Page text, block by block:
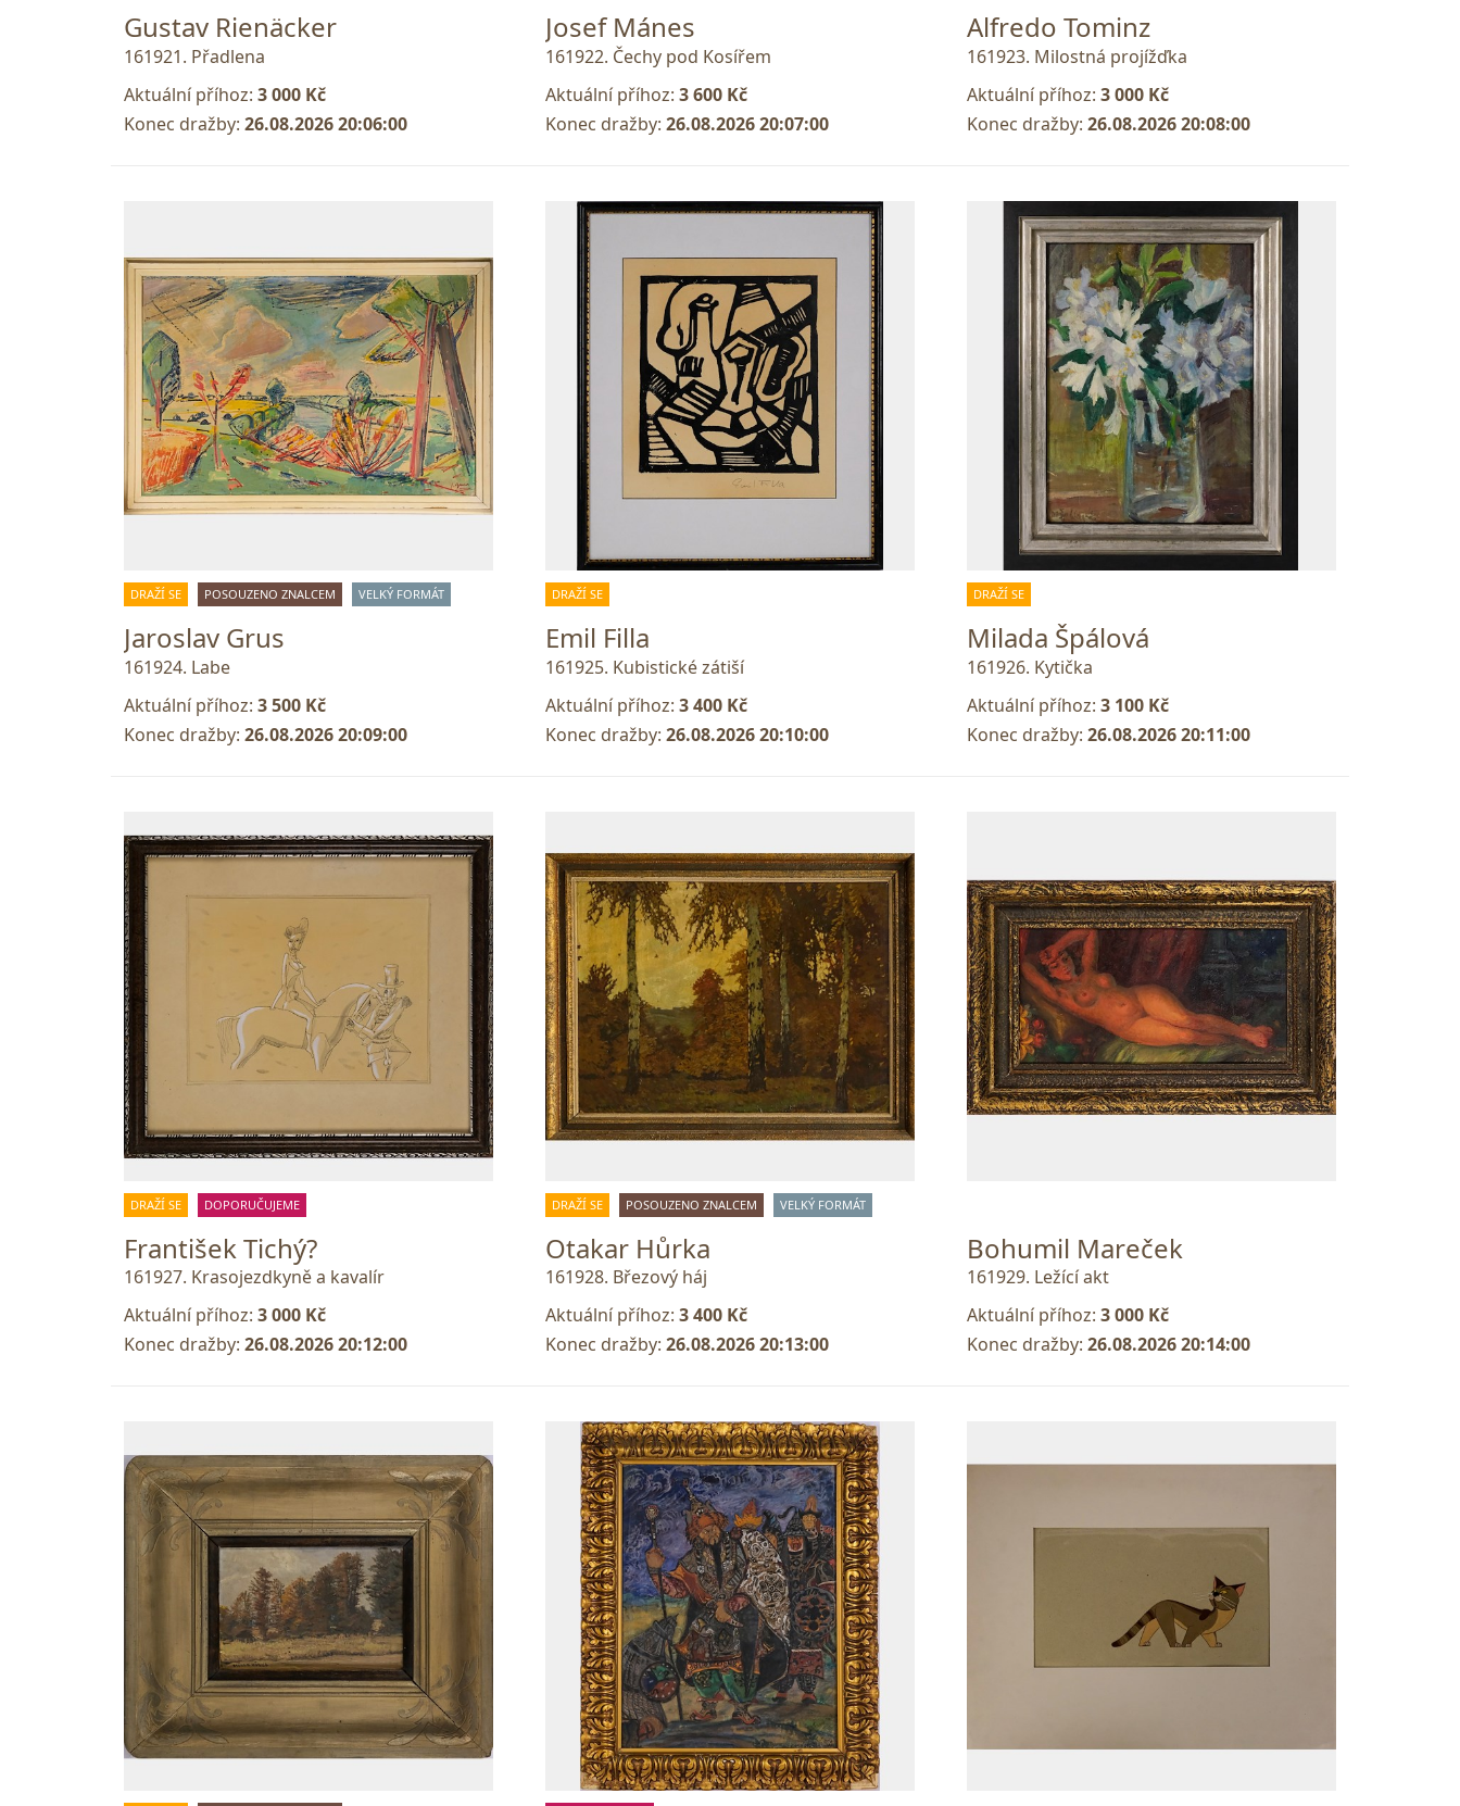
Gustav Rienäcker
161921. Přadlena
Aktuální příhoz: 3 000 Kč
Konec dražby: 26.08.2026 20:06:00
Josef Mánes
161922. Čechy pod Kosířem
Aktuální příhoz: 3 600 Kč
Konec dražby: 26.08.2026 20:07:00
Alfredo Tominz
161923. Milostná projížďka
Aktuální příhoz: 3 000 Kč
Konec dražby: 26.08.2026 20:08:00
DRAŽÍ SE POSOUZENO ZNALCEM VELKÝ FORMÁT
Jaroslav Grus
161924. Labe
Aktuální příhoz: 3 500 Kč
Konec dražby: 26.08.2026 20:09:00
DRAŽÍ SE
Emil Filla
161925. Kubistické zátiší
Aktuální příhoz: 3 400 Kč
Konec dražby: 26.08.2026 20:10:00
DRAŽÍ SE
Milada Špálová
161926. Kytička
Aktuální příhoz: 3 100 Kč
Konec dražby: 26.08.2026 20:11:00
DRAŽÍ SE DOPORUČUJEME
František Tichý?
161927. Krasojezdkyně a kavalír
Aktuální příhoz: 3 000 Kč
Konec dražby: 26.08.2026 20:12:00
DRAŽÍ SE POSOUZENO ZNALCEM VELKÝ FORMÁT
Otakar Hůrka
161928. Březový háj
Aktuální příhoz: 3 400 Kč
Konec dražby: 26.08.2026 20:13:00
Bohumil Mareček
161929. Ležící akt
Aktuální příhoz: 3 000 Kč
Konec dražby: 26.08.2026 20:14:00